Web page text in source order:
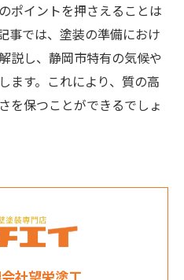
ポイントを押さえることは
事では、塗装の準備におけ
説し、静岡市特有の気候や
ます。これにより、質の高
を保つことができるでしょ